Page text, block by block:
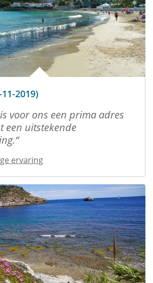
2019)
voor ons een prima adres
een uitstekende
ervaring